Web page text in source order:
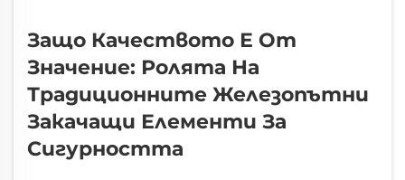
Защо Качеството Е От
Значение: Ролята На
Традиционните Железопътни
Закачащи Елементи За
Сигурността